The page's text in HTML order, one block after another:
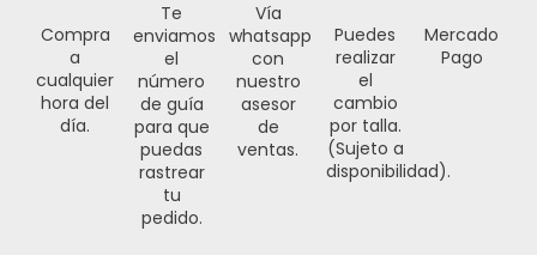
Compra
a
cualquier
hora del
día.
Te
enviamos
el
número
de guía
para que
puedas
rastrear
tu
pedido.
Vía
whatsapp
con
nuestro
asesor
de
ventas.
Puedes
realizar
el
cambio
por talla.
(Sujeto a
disponibilidad).
Mercado
Pago